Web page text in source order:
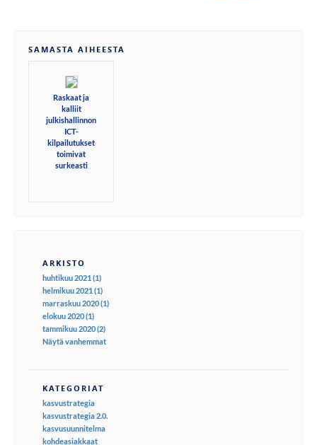
SAMASTA AIHEESTA
Raskaat ja
kalliit
julkishallinnon
ICT-
kilpailutukset
toimivat
surkeasti
ARKISTO
huhtikuu 2021 (1)
helmikuu 2021 (1)
marraskuu 2020 (1)
elokuu 2020 (1)
tammikuu 2020 (2)
Näytä vanhemmat
KATEGORIAT
kasvustrategia
kasvustrategia 2.0.
kasvusuunnitelma
kohdeasiakkaat